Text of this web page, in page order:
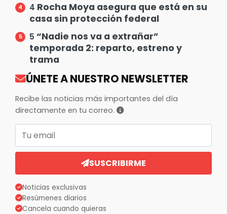
4 Rocha Moya asegura que está en su
casa sin protección federal
5 “Nadie nos va a extrañar”
temporada 2: reparto, estreno y
trama
ÚNETE A NUESTRO NEWSLETTER
Recibe las noticias más importantes del día
directamente en tu correo.
Correo electrónico
SUSCRIBIRME
Noticias exclusivas
Resúmenes diarios
Cancela cuando quieras